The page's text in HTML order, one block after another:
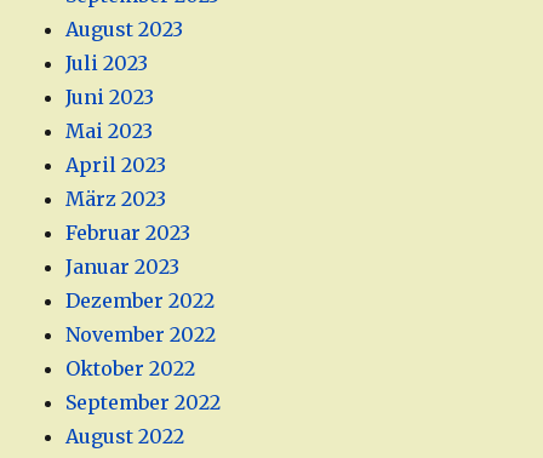
August 2023
Juli 2023
Juni 2023
Mai 2023
April 2023
März 2023
Februar 2023
Januar 2023
Dezember 2022
November 2022
Oktober 2022
September 2022
August 2022